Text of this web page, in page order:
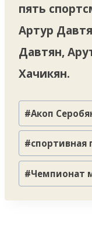
пять
Артур
Давтян,
Хачикян.
Метки
записи:
#Акоп
#спортивная
#Чемпионат